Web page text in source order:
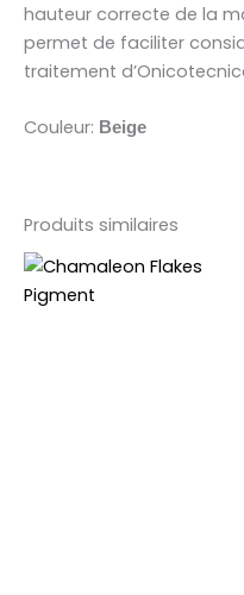
hauteur correcte de la
permet de faciliter
traitement
Couleur: Beige
Produits similaires